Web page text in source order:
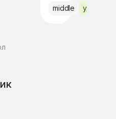
middle удалённо